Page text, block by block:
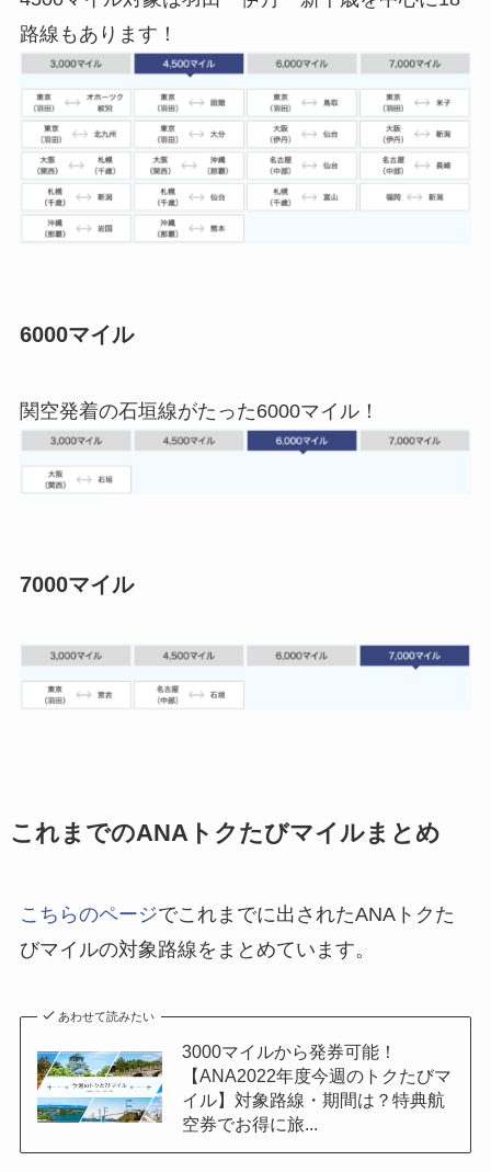
路線もあります！
6000マイル
関空発着の石垣線がたった6000マイル！
7000マイル
これまでのANAトクたびマイルまとめ
こちらのページでこれまでに出されたANAトクた
びマイルの対象路線をまとめています。
あわせて読みたい
3000マイルから発券可能！
【ANA2022年度今週のトクたびマ
イル】対象路線・期間は？特典航
空券でお得に旅...